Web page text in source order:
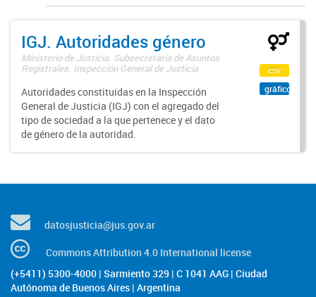
IGJ. Autoridades género
Ministerio de Justicia. Subsecretaría de Asuntos
Registrales. Inspección General de Justicia
Autoridades constituidas en la Inspección
General de Justicia (IGJ) con el agregado del
tipo de sociedad a la que pertenece y el dato
de género de la autoridad.
csv
gráfico
datosjusticia@jus.gov.ar
Commons Attribution 4.0 International license
(+5411) 5300-4000 | Sarmiento 329 | C 1041 AAG | Ciudad
Autónoma de Buenos Aires | Argentina